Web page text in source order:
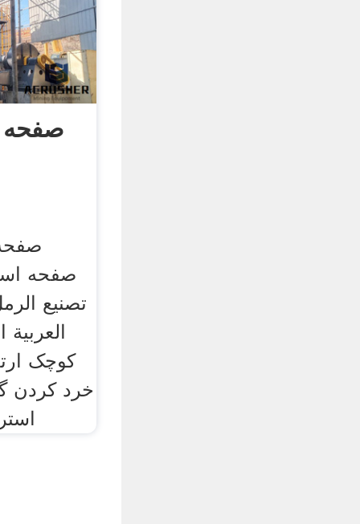
صفحه
صفحه
تصنيع
کوچک
خرد کردن